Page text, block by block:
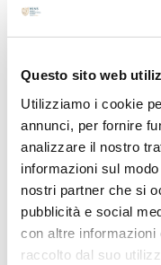
Questo sito web
Utilizziamo i cookie
annunci, per fornire
analizzare il nostro
informazioni sul
nostri partner che si
pubblicità e social
con altre informazioni
raccolto dal suo
scoprire come
Articoli